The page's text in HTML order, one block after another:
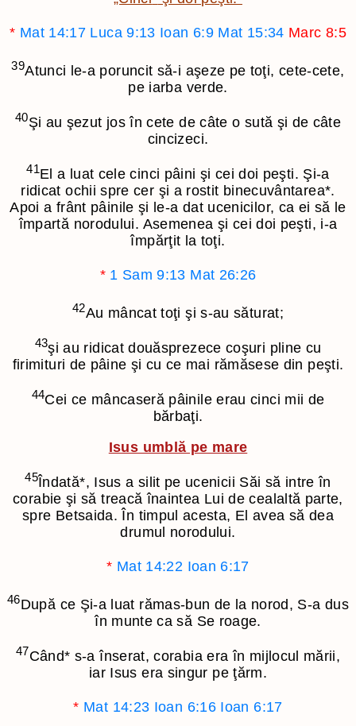
* Mat 14:17 Luca 9:13 Ioan 6:9 Mat 15:34 Marc 8:5
39Atunci le-a poruncit să-i aşeze pe toţi, cete-cete,
pe iarba verde.
40Şi au şezut jos în cete de câte o sută şi de câte
cincizeci.
41El a luat cele cinci pâini şi cei doi peşti. Şi-a
ridicat ochii spre cer şi a rostit binecuvântarea*.
Apoi a frânt pâinile şi le-a dat ucenicilor, ca ei să le
împartă norodului. Asemenea şi cei doi peşti, i-a
împărţit la toţi.
* 1 Sam 9:13 Mat 26:26
42Au mâncat toţi şi s-au săturat;
43şi au ridicat douăsprezece coşuri pline cu
firimituri de pâine şi cu ce mai rămăsese din peşti.
44Cei ce mâncaseră pâinile erau cinci mii de
bărbaţi.
Isus umblă pe mare
45Îndată*, Isus a silit pe ucenicii Săi să intre în
corabie şi să treacă înaintea Lui de cealaltă parte,
spre Betsaida. În timpul acesta, El avea să dea
drumul norodului.
* Mat 14:22 Ioan 6:17
46După ce Şi-a luat rămas-bun de la norod, S-a dus
în munte ca să Se roage.
47Când* s-a înserat, corabia era în mijlocul mării,
iar Isus era singur pe ţărm.
* Mat 14:23 Ioan 6:16 Ioan 6:17